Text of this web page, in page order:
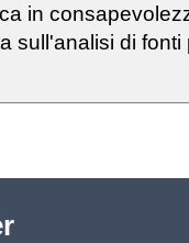
in
sull'analisi di fonti